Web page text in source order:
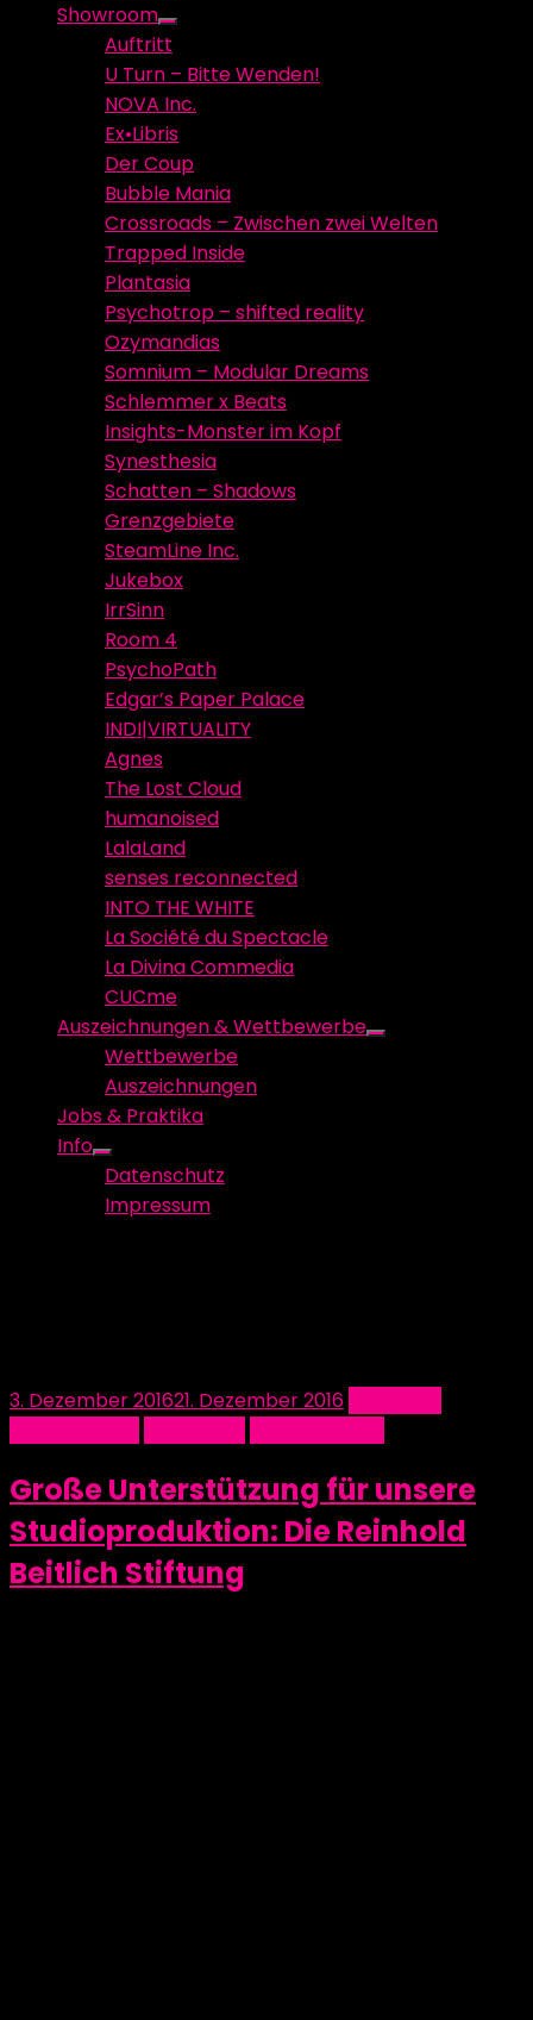
Showroom
Show
sub
menu
Auftritt
U Turn – Bitte Wenden!
NOVA Inc.
Ex•Libris
Der Coup
Bubble Mania
Crossroads – Zwischen zwei Welten
Trapped Inside
Plantasia
Psychotrop – shifted reality
Ozymandias
Somnium – Modular Dreams
Schlemmer x Beats
Insights-Monster im Kopf
Synesthesia
Schatten – Shadows
Grenzgebiete
SteamLine Inc.
Jukebox
IrrSinn
Room 4
PsychoPath
Edgar’s Paper Palace
INDI|VIRTUALITY
Agnes
The Lost Cloud
humanoised
LalaLand
senses reconnected
INTO THE WHITE
La Société du Spectacle
La Divina Commedia
CUCme
Auszeichnungen & Wettbewerbe
Show
Wettbewerbe
Auszeichnungen
Jobs & Praktika
Info
Show
sub
menu
Datenschutz
Impressum
Posted
3. Dezember 201621. Dezember 2016
Große Unterstützung für unsere
Studioproduktion: Die Reinhold
Beitlich Stiftung